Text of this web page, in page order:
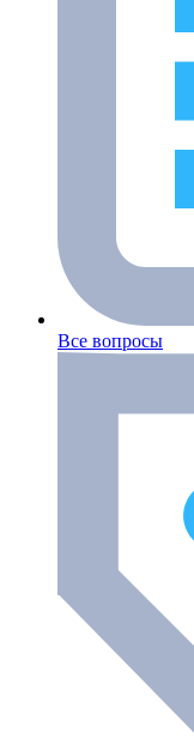
Все вопросы